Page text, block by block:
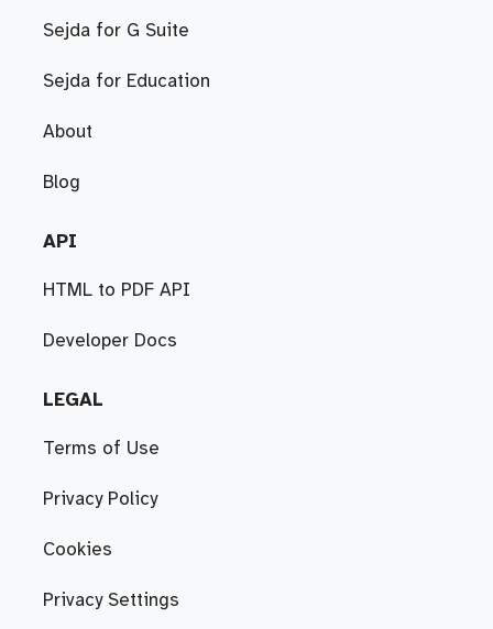
Sejda for G Suite
Sejda for Education
About
Blog
API
HTML to PDF API
Developer Docs
LEGAL
Terms of Use
Privacy Policy
Cookies
Privacy Settings